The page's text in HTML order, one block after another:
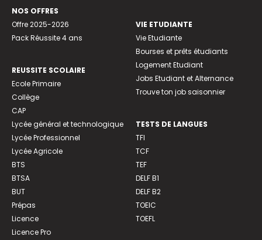
NOS OFFRES
Offre 2025-2026
Pack Réussite 4 ans
REUSSITE SCOLAIRE
Ecole Primaire
Collège
CAP
Lycée général et technologique
Lycée Professionnel
Lycée Agricole
BTS
BTSA
BUT
Prépas
Licence
Licence Pro
VIE ETUDIANTE
Vie Etudiante
Bourses et prêts étudiants
Logement Etudiant
Jobs Etudiant et Alternance
Trouve ton job saisonnier
TESTS DE LANGUES
TFI
TCF
TEF
DELF B1
DELF B2
TOEIC
TOEFL